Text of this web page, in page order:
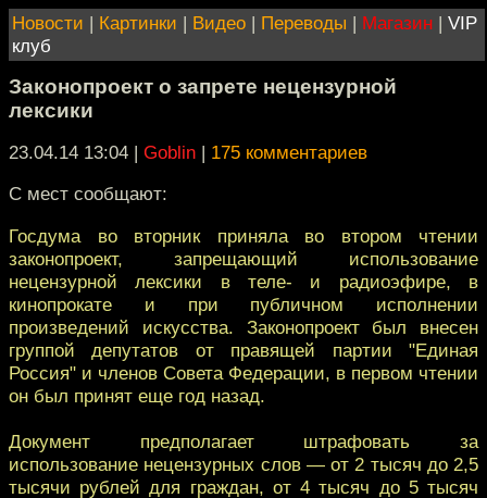
Новости | Картинки | Видео | Переводы | Магазин | VIP
клуб
Законопроект о запрете нецензурной
лексики
23.04.14 13:04 | Goblin | 175 комментариев
С мест сообщают:
Госдума во вторник приняла во втором чтении
законопроект, запрещающий использование
нецензурной лексики в теле- и радиоэфире, в
кинопрокате и при публичном исполнении
произведений искусства. Законопроект был внесен
группой депутатов от правящей партии "Единая
Россия" и членов Совета Федерации, в первом чтении
он был принят еще год назад.
Документ предполагает штрафовать за
использование нецензурных слов — от 2 тысяч до 2,5
тысячи рублей для граждан, от 4 тысяч до 5 тысяч